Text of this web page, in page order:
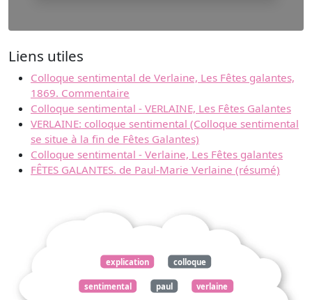
Liens utiles
Colloque sentimental de Verlaine, Les Fêtes galantes,
1869. Commentaire
Colloque sentimental - VERLAINE, Les Fêtes Galantes
VERLAINE: colloque sentimental (Colloque sentimental
se situe à la fin de Fêtes Galantes)
Colloque sentimental - Verlaine, Les Fêtes galantes
FÊTES GALANTES. de Paul-Marie Verlaine (résumé)
explication colloque
sentimental paul verlaine